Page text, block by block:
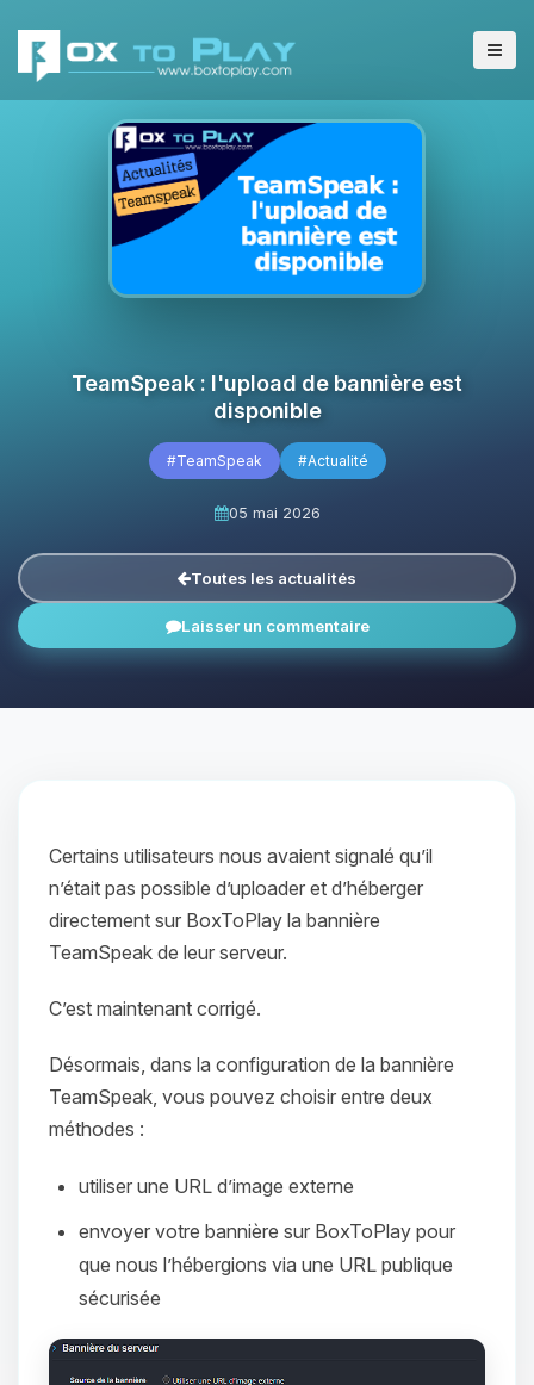
TeamSpeak : l'upload de bannière est
disponible
#TeamSpeak #Actualité
05 mai 2026
Toutes les actualités
Laisser un commentaire
Certains utilisateurs nous avaient signalé qu’il
n’était pas possible d’uploader et d’héberger
directement sur BoxToPlay la bannière
TeamSpeak de leur serveur.
C’est maintenant corrigé.
Désormais, dans la configuration de la bannière
TeamSpeak, vous pouvez choisir entre deux
méthodes :
utiliser une URL d’image externe
envoyer votre bannière sur BoxToPlay pour
que nous l’hébergions via une URL publique
sécurisée